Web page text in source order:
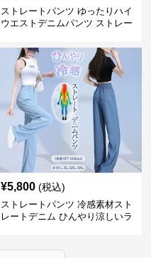
ストレートパンツ ゆったりハイ
ウエストデニムパンツ ストレー
¥5,800 (税込)
ストレートパンツ 冷感素材スト
レートデニム ひんやり涼しいラ